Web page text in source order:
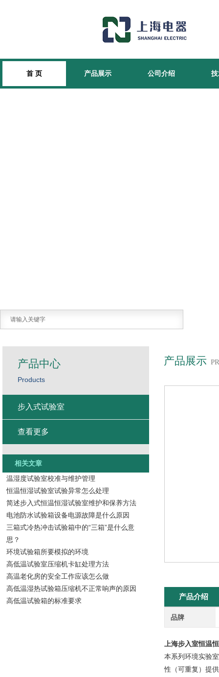
首 页 产品展示 公司介绍
产品展示
产品介绍
品牌
上海步入室恒温
本系列环境实验
性（可重复）提
产品中心
Products
步入式试验室
查看更多
相关文章
温湿度试验室校准与维护管理
恒温恒湿试验室试验异常怎么处理
简述步入式恒温恒湿试验室维护和保养方法
电池防水试验箱设备电源故障是什么原因
三箱式冷热冲击试验箱中的“三箱”是什么意
思？
环境试验箱所要模拟的环境
高低温试验室压缩机卡缸处理方法
高温老化房的安全工作应该怎么做
高低温湿热试验箱压缩机不正常响声的原因
高低温试验箱的标准要求